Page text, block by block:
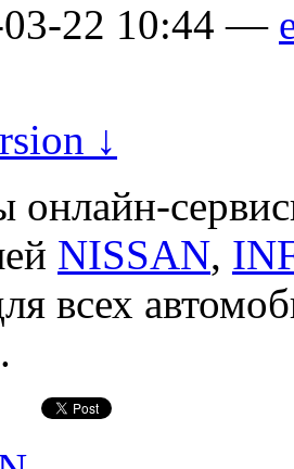
03-22 10:44 —
↓
онлайн-
NISSAN,
всех